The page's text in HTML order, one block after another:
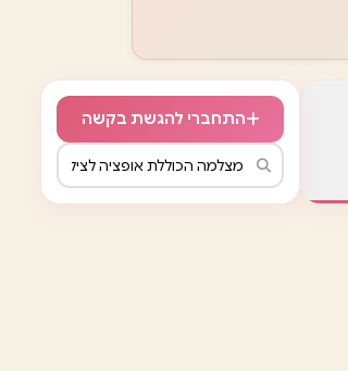
התחברי להגשת בקשה